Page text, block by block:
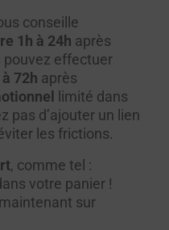
conseille
1h à 24h après
pouvez effectuer
72h après
limité dans
pas d’ajouter un lien
les frictions.
, comme tel :
votre panier !
sur